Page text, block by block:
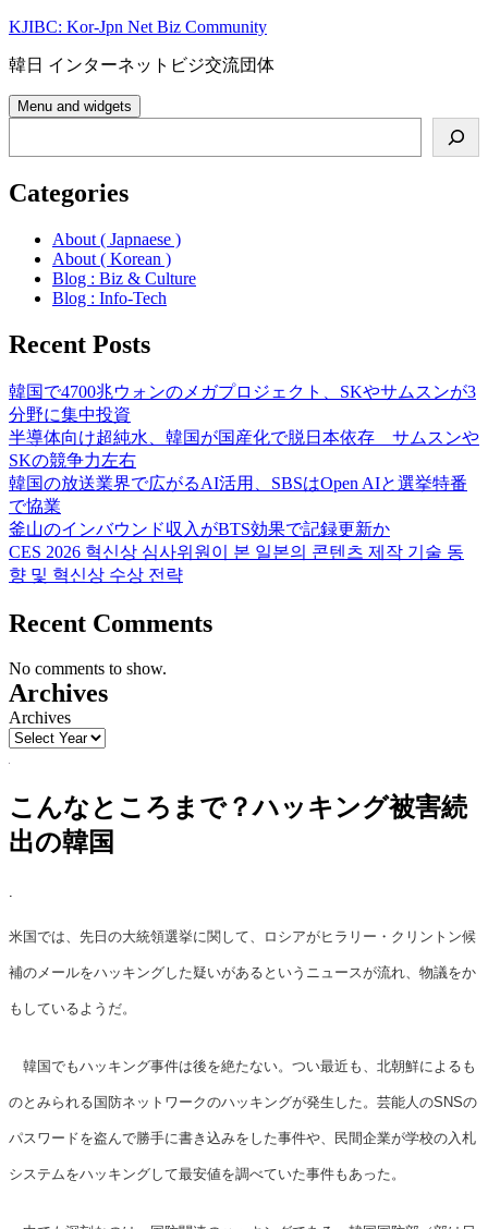
Skip
content
KJIBC: Kor-Jpn Net Biz Community
韓日 インターネットビジ交流団体
Menu and widgets
Categories
About ( Japnaese )
About ( Korean )
Blog : Biz & Culture
Blog : Info-Tech
Recent Posts
韓国で4700兆ウォンのメガプロジェクト、SKやサムスンが3
分野に集中投資
半導体向け超純水、韓国が国産化で脱日本依存 サムスンや
SKの競争力左右
韓国の放送業界で広がるAI活用、SBSはOpen AIと選挙特番
で協業
釜山のインバウンド収入がBTS効果で記録更新か
CES 2026 혁신상 심사위원이 본 일본의 콘텐츠 제작 기술 동
향 및 혁신상 수상 전략
Recent Comments
No comments to show.
Archives
Archives
こんなところまで？ハッキング被害続
出の韓国
.
米国では、先日の大統領選挙に関して、ロシアがヒラリー・クリントン候
補のメールをハッキングした疑いがあるというニュースが流れ、物議をか
もしているようだ。
韓国でもハッキング事件は後を絶たない。つい最近も、北朝鮮によるも
のとみられる国防ネットワークのハッキングが発生した。芸能人のSNSの
パスワードを盗んで勝手に書き込みをした事件や、民間企業が学校の入札
システムをハッキングして最安値を調べていた事件もあった。